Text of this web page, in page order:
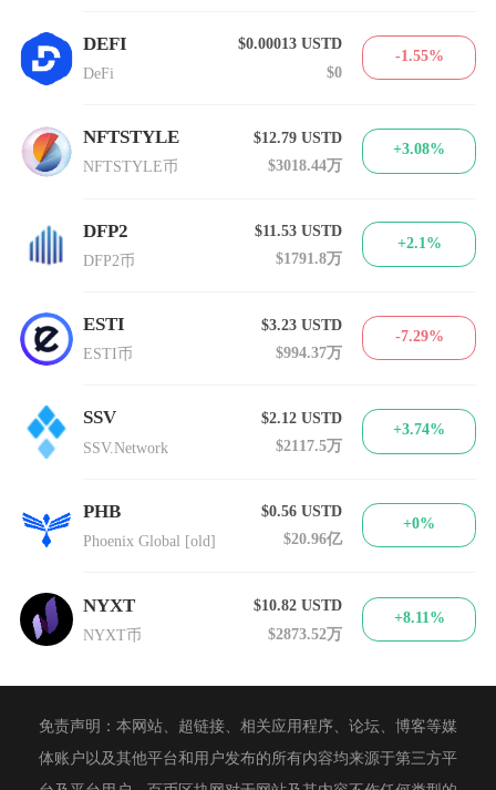
DEFI
DeFi
$0.00013USTD
$0
-1.55%
NFTSTYLE
NFTSTYLE币
$12.79USTD
$3018.44万
+3.08%
DFP2
DFP2币
$11.53USTD
$1791.8万
+2.1%
ESTI
ESTI币
$3.23USTD
$994.37万
-7.29%
SSV
SSV.Network
$2.12USTD
$2117.5万
+3.74%
PHB
Phoenix Global [old]
$0.56USTD
$20.96亿
+0%
NYXT
NYXT币
$10.82USTD
$2873.52万
+8.11%
免责声明：本网站、超链接、相关应用程序、论坛、博客等媒
体账户以及其他平台和用户发布的所有内容均来源于第三方平